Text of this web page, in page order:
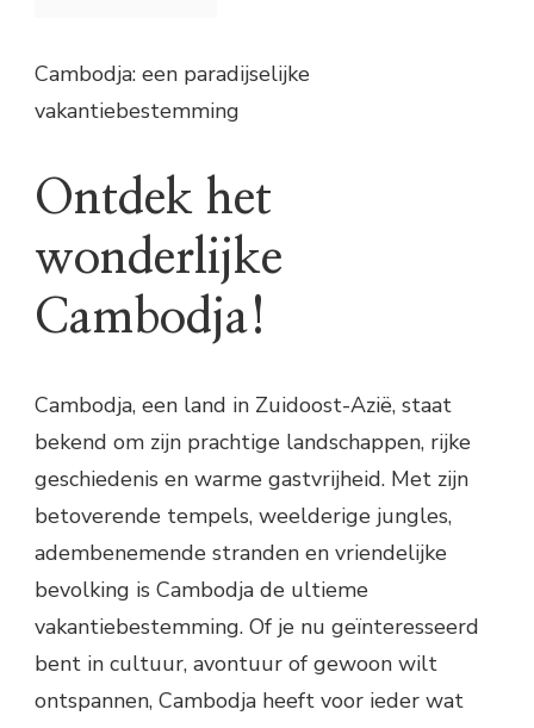
Cambodja: een paradijselijke
vakantiebestemming
Ontdek het
wonderlijke
Cambodja!
Cambodja, een land in Zuidoost-Azië, staat
bekend om zijn prachtige landschappen, rijke
geschiedenis en warme gastvrijheid. Met zijn
betoverende tempels, weelderige jungles,
adembenemende stranden en vriendelijke
bevolking is Cambodja de ultieme
vakantiebestemming. Of je nu geïnteresseerd
bent in cultuur, avontuur of gewoon wilt
ontspannen, Cambodja heeft voor ieder wat